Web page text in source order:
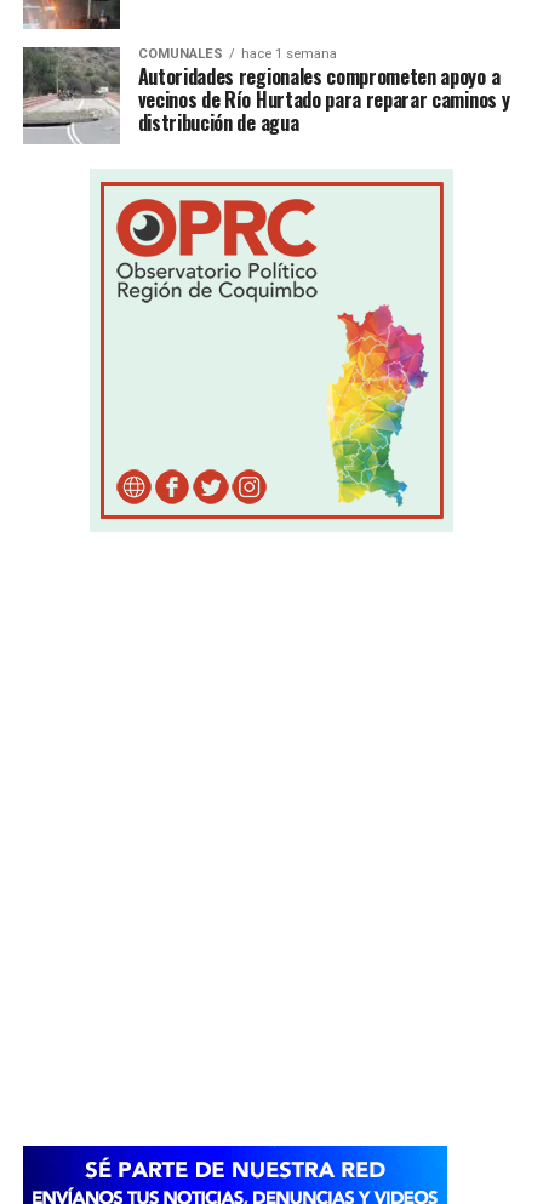
COMUNALES hace 1 semana
Autoridades regionales comprometen apoyo a
vecinos de Río Hurtado para reparar caminos y
distribución de agua